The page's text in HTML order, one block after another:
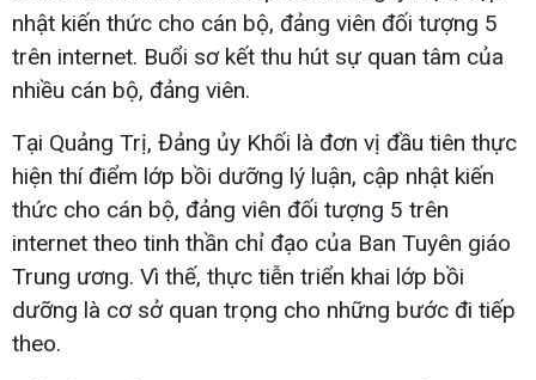
nhật kiến thức cho cán bộ, đảng viên đối tượng 5
trên internet. Buổi sơ kết thu hút sự quan tâm của
nhiều cán bộ, đảng viên.
Tại Quảng Trị, Đảng ủy Khối là đơn vị đầu tiên thực
hiện thí điểm lớp bồi dưỡng lý luận, cập nhật kiến
thức cho cán bộ, đảng viên đối tượng 5 trên
internet theo tinh thần chỉ đạo của Ban Tuyên giáo
Trung ương. Vì thế, thực tiễn triển khai lớp bồi
dưỡng là cơ sở quan trọng cho những bước đi tiếp
theo.